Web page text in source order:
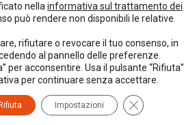
Privacy Policy
nella informativa sul trattamento dei
può rendere non disponibili le relative
rifiutare o revocare il tuo consenso, in
al pannello delle preferenze.
per acconsentire. Usa il pulsante “Rifiuta”
per continuare senza accettare.
Rifiuta Impostazioni Close GDPR